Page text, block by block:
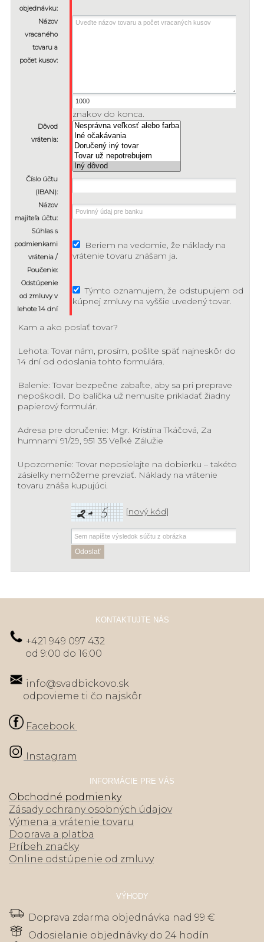
objednávku:
Názov
vracaného
tovaru a
počet kusov:
znakov do konca.
Dôvod
vrátenia:
Číslo účtu
(IBAN):
Názov
majiteľa účtu:
Súhlas s
podmienkami
vrátenia /
Poučenie:
Beriem na vedomie, že náklady na
vrátenie tovaru znášam ja.
Odstúpenie
od zmluvy v
lehote 14 dní
Týmto oznamujem, že odstupujem od
kúpnej zmluvy na vyššie uvedený tovar.
Kam a ako poslať tovar?
Lehota: Tovar nám, prosím, pošlite späť najneskôr do
14 dní od odoslania tohto formulára.
Balenie: Tovar bezpečne zabaľte, aby sa pri preprave
nepoškodil. Do balíčka už nemusíte prikladať žiadny
papierový formulár.
Adresa pre doručenie: Mgr. Kristína Tkáčová, Za
humnami 91/29, 951 35 Veľké Zálužie
Upozornenie: Tovar neposielajte na dobierku – takéto
zásielky nemôžeme prevziať. Náklady na vrátenie
tovaru znáša kupujúci.
[nový kód]
KONTAKTUJTE NÁS
+421 949 097 432
od 9:00 do 16:00
info@svadbickovo.sk
odpovieme ti čo najskôr
Facebook
Instagram
INFORMÁCIE PRE VÁS
Obchodné podmienky
Zásady ochrany osobných údajov
Výmena a vrátenie tovaru
Doprava a platba
Príbeh značky
Online odstúpenie od zmluvy
VÝHODY
Doprava zdarma objednávka nad 99 €
Odosielanie objednávky do 24 hodín